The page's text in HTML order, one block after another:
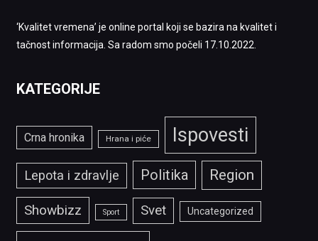
‘Kvalitet vremena’ je online portal koji se bazira na kvalitet i
tačnost informacija. Sa radom smo počeli 17.10.2022.
KATEGORIJE
Crna hronika Hrana i piće Ispovesti
Lepota i zdravlje Politika Region
Showbizz Sport Svet Uncategorized